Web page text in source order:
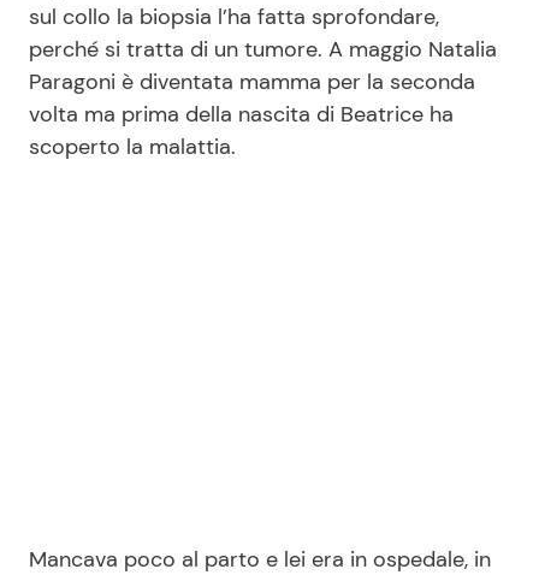
Salute
Viaggi e Turismo
Ricette Facili e Veloci
Ricette Feste
Redazione
sul collo la biopsia l’ha fatta sprofondare,
perché si tratta di un tumore. A maggio Natalia
Paragoni è diventata mamma per la seconda
volta ma prima della nascita di Beatrice ha
scoperto la malattia.
Mancava poco al parto e lei era in ospedale, in